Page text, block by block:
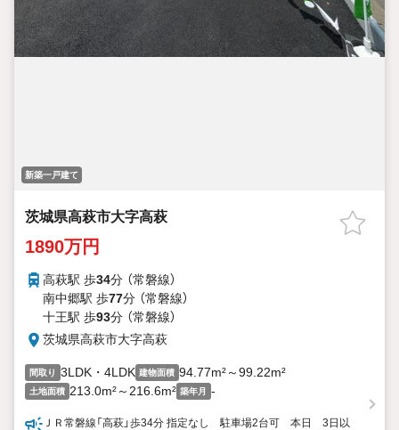
新築一戸建て
茨城県高萩市大字高萩
1890万円
高萩駅 歩34分 （常磐線）
南中郷駅 歩77分 （常磐線）
十王駅 歩93分 （常磐線）
茨城県高萩市大字高萩
間取り 3LDK・4LDK 建物面積 94.77m²～99.22m²
土地面積 213.0m²～216.6m² 築年月 -
ＪＲ常磐線「高萩」歩34分 指定なし 駐車場2台可 本日 3日以